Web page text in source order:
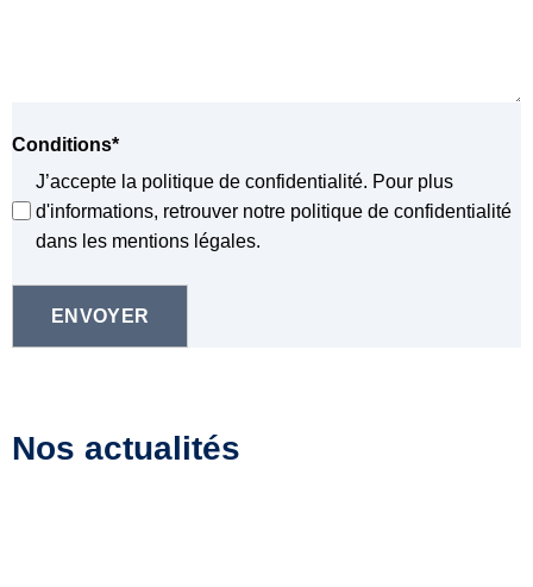
Conditions*
J’accepte la politique de confidentialité. Pour plus
d'informations, retrouver notre politique de confidentialité
dans les mentions légales.
Nos actualités